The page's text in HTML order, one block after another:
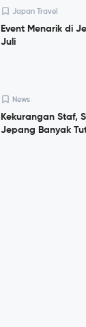
Japan Travel
Event Menarik di
Juli
News
Kekurangan Staf,
Jepang Banyak